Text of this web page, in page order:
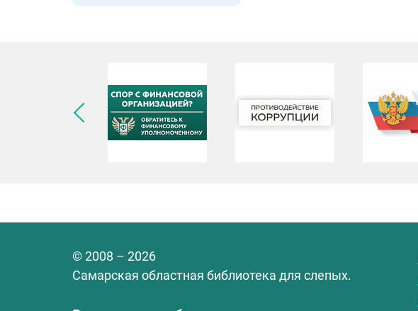
© 2008 – 2026
Самарская областная библиотека для слепых.